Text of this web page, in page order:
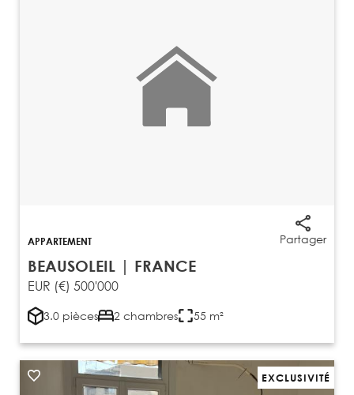
Partager
APPARTEMENT
BEAUSOLEIL | FRANCE
EUR (€) 500'000
3.0 pièces 2 chambres 55 m²
EXCLUSIVITÉ